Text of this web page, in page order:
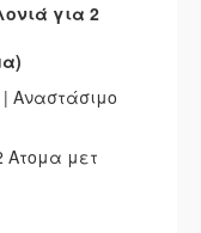
για 2
| Αναστάσιμο
Ατομα μετ